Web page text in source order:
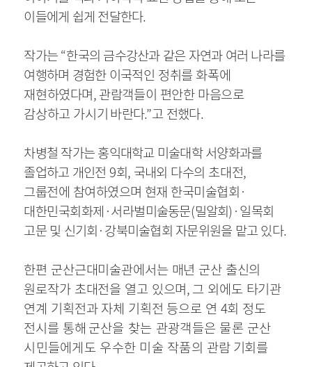
이들에게 쉽게 전달한다.
작가는“한국의 금수강산과 같은 자연과 여러 나라를
여행하며 경험한 이국적인 정취를 화폭에
재현하였다며,관람객들이 편안한 마음으로
감상하고 가시기바란다.”고 전했다.
차병철 작가는 홍익대학교 미술대학 서양화과를
졸업하고 개인전 9회, 국내외 다수의 초대전,
그룹전에 참여하였으며 현재 한국미술협회·
대한민국회화제 ·서라벌미술동문(밀알회)·일목회
고문 및 신기회·강북미술협회 자문위원을 맡고 있다.
한편 군산근대미술관에서는 매년 군산 출신의
원로작가 초대전을 열고 있으며,그 외에도 타기관
연계 기획전과 자체 기획전 등으로 연 4회 정도
전시를 통해 군산을 찾는 관광객들은 물론 군산
시민들에게도 우수한 미술 작품의 관람기회를